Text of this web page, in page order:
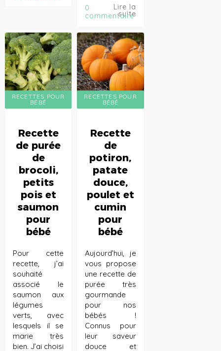
0
commentaire
Lire la
suite
RECETTES POUR
BÉBÉ
Recette
de purée
de
brocoli,
petits
pois et
saumon
pour
bébé
Pour cette
recette, j’ai
souhaité
associé le
saumon aux
légumes
verts, avec
lesquels il se
marie très
bien. J’ai choisi
RECETTES POUR
BÉBÉ
Recette
de
potiron,
patate
douce,
poulet et
cumin
pour
bébé
Aujourd’hui, je
vous propose
une recette de
purée très
gourmande
pour nos
bébés !
Connus pour
leur saveur
douce et